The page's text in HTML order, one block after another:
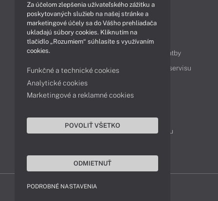
Technológie
Videá
Obsah
Ako nakupovať
Možnosti doručenia a platby
Podpora a servis
Servisné služby Cenník servisu
Kontakty
043 4224 771
Obchodné oddelenie
Reklamácia tovaru
Za účelom zlepšenia užívateľského zážitku a
poskytovaných služieb na našej stránke a
marketingové účely sa do Vášho prehliadača
ukladajú súbory cookies. Kliknutím na
tlačidlo „Rozumiem“ súhlasíte s využívaním
cookies.
Funkčné a technické cookies
Analytické cookies
Marketingové a reklamné cookies
POVOLIŤ VŠETKO
ODMIETNUŤ
PODROBNÉ NASTAVENIA